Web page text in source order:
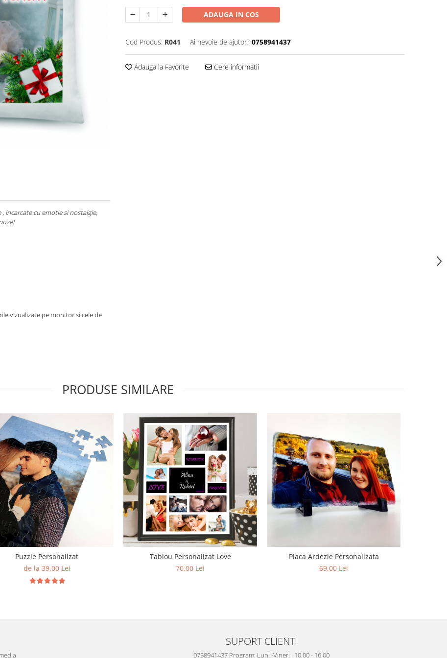
ADAUGA IN COS
Cod Produs: R041 Ai nevoie de ajutor? 0758941437
Adauga la Favorite Cere informatii
incarcate cu emotie si nostalgie,
vizualizate pe monitor si cele de
PRODUSE SIMILARE
Puzzle Personalizat
de la 39,00 Lei
Tablou Personalizat Love
70,00 Lei
Placa Ardezie Personalizata
69,00 Lei
SUPORT CLIENTI
0758941437 Program: Luni -Vineri : 10.00 - 16.00